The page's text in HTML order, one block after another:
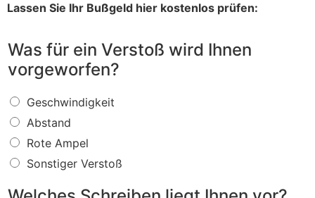
Lassen Sie Ihr Bußgeld hier kostenlos prüfen:
Was für ein Verstoß wird Ihnen
vorgeworfen?
W
a
s
f
ü
r
Geschwindigkeit
Abstand
Rote Ampel
Sonstiger Verstoß